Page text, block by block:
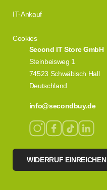
Second IT Store GmbH
Steinbeisweg 1
74523 Schwäbisch Hall
Deutschland
info@secondbuy.de
WIDERRUF EINREICHEN
IT-Ankauf
Cookies